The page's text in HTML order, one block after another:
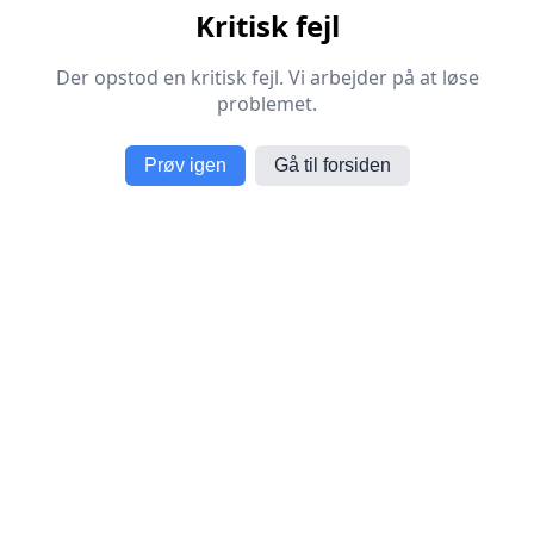
Kritisk fejl
Der opstod en kritisk fejl. Vi arbejder på at løse
problemet.
Prøv igen Gå til forsiden